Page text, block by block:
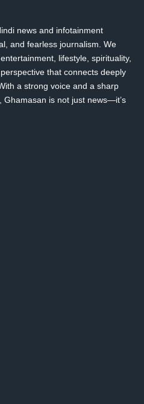
news and infotainment
and fearless journalism. We
lifestyle, spirituality,
that connects deeply
a strong voice and a sharp
is not just news—it’s